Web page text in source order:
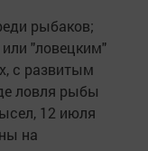
рыбаков;
"ловецким"
с развитым
ловля рыбы
12 июля
на